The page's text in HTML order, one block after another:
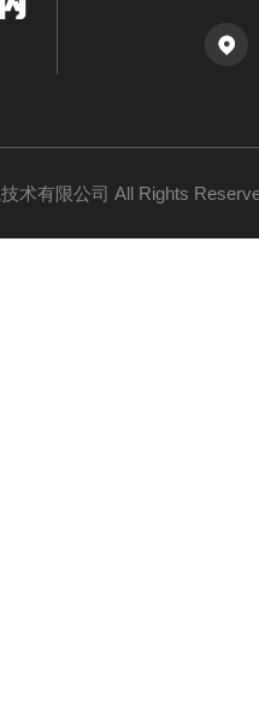
技术有限公司 All Rights